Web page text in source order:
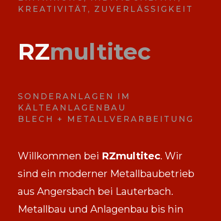
KREATIVITÄT, ZUVERLÄSSIGKEIT
RZmultitec
SONDERANLAGEN IM
KÄLTEANLAGENBAU
BLECH + METALLVERARBEITUNG
Willkommen bei RZmultitec. Wir
sind ein moderner Metallbaubetrieb
aus Angersbach bei Lauterbach.
Metallbau und Anlagenbau bis hin